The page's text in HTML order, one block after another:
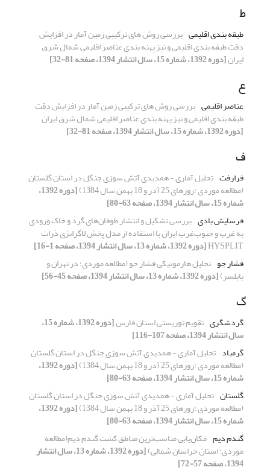
ط
طبقه بندی اقلیمی بررسی روش های ترکیبی زمین آمار در افزایش
دقت طبقه بندی اقلیمی و نیز پهنه بندی عناصر اقلیمی شمال شرق
ایران[دوره 1392، شماره 15، سال انتشار 1394، صفحه 81-32]
ع
عناصر اقلیمی بررسی روش های ترکیبی زمین آمار در افزایش دقت
طبقه بندی اقلیمی و نیز پهنه بندی عناصر اقلیمی شمال شرق ایران
[دوره 1392، شماره 15، سال انتشار 1394، صفحه 81-32]
ف
فرارفت تحلیل آماری - همدیدی آتش سوزی جنگل در استان گلستان
(مطالعه موردی :روزهای 25 آذر و 18 بهمن سال 1384) [دوره 1392،
شماره 15، سال انتشار 1394، صفحه 63-80]
فرسایش بادی بررسی تشکیل و انتشار طوفان‌های گرد و خاک ورودی
به غرب و جنوب‌غرب ایران با استفاده از مدل پخش لاگرانژی ذرات
HYSPLIT[دوره 1392، شماره 13، سال انتشار 1394، صفحه 1-16]
فشار جو تحلیل هارمونیکی فشار جو (مطالعه موردی: در تهران و
بابلسر)[دوره 1392، شماره 13، سال انتشار 1394، صفحه 45-56]
گ
گردشگری تقویم توریستی استان فارس [دوره 1392، شماره 15،
سال انتشار 1394، صفحه 107-116]
گرمباد تحلیل آماری - همدیدی آتش سوزی جنگل در استان گلستان
(مطالعه موردی :روزهای 25 آذر و 18 بهمن سال 1384) [دوره 1392،
شماره 15، سال انتشار 1394، صفحه 63-80]
گلستان تحلیل آماری - همدیدی آتش سوزی جنگل در استان گلستان
(مطالعه موردی :روزهای 25 آذر و 18 بهمن سال 1384) [دوره 1392،
شماره 15، سال انتشار 1394، صفحه 63-80]
گندم دیم مکان‌یابی مناسب‌ترین مناطق کشت گندم دیم(مطالعه
موردی: استان خراسان شمالی) [دوره 1392، شماره 13، سال انتشار
1394، صفحه 57-72]